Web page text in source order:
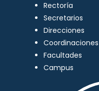
Rectoría
Secretarios
Direcciones
Coordinaciones
Facultades
Campus